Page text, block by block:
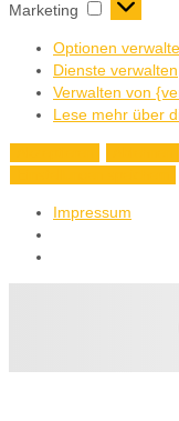
Marketing
Optionen
Dienste verwalten
Verwalten von
Lese mehr über
Impressum